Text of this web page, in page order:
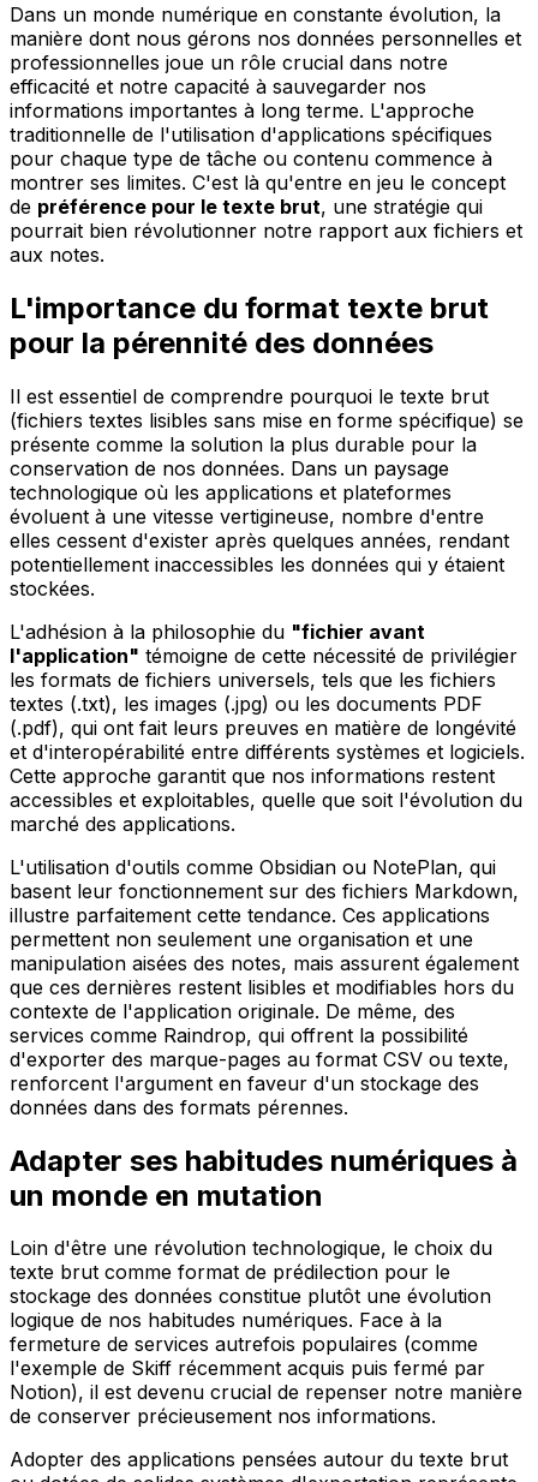
Dans un monde numérique en constante évolution, la
manière dont nous gérons nos données personnelles et
professionnelles joue un rôle crucial dans notre
efficacité et notre capacité à sauvegarder nos
informations importantes à long terme. L'approche
traditionnelle de l'utilisation d'applications spécifiques
pour chaque type de tâche ou contenu commence à
montrer ses limites. C'est là qu'entre en jeu le concept
de préférence pour le texte brut, une stratégie qui
pourrait bien révolutionner notre rapport aux fichiers et
aux notes.
L'importance du format texte brut
pour la pérennité des données
Il est essentiel de comprendre pourquoi le texte brut
(fichiers textes lisibles sans mise en forme spécifique) se
présente comme la solution la plus durable pour la
conservation de nos données. Dans un paysage
technologique où les applications et plateformes
évoluent à une vitesse vertigineuse, nombre d'entre
elles cessent d'exister après quelques années, rendant
potentiellement inaccessibles les données qui y étaient
stockées.
L'adhésion à la philosophie du "fichier avant
l'application" témoigne de cette nécessité de privilégier
les formats de fichiers universels, tels que les fichiers
textes (.txt), les images (.jpg) ou les documents PDF
(.pdf), qui ont fait leurs preuves en matière de longévité
et d'interopérabilité entre différents systèmes et logiciels.
Cette approche garantit que nos informations restent
accessibles et exploitables, quelle que soit l'évolution du
marché des applications.
L'utilisation d'outils comme Obsidian ou NotePlan, qui
basent leur fonctionnement sur des fichiers Markdown,
illustre parfaitement cette tendance. Ces applications
permettent non seulement une organisation et une
manipulation aisées des notes, mais assurent également
que ces dernières restent lisibles et modifiables hors du
contexte de l'application originale. De même, des
services comme Raindrop, qui offrent la possibilité
d'exporter des marque-pages au format CSV ou texte,
renforcent l'argument en faveur d'un stockage des
données dans des formats pérennes.
Adapter ses habitudes numériques à
un monde en mutation
Loin d'être une révolution technologique, le choix du
texte brut comme format de prédilection pour le
stockage des données constitue plutôt une évolution
logique de nos habitudes numériques. Face à la
fermeture de services autrefois populaires (comme
l'exemple de Skiff récemment acquis puis fermé par
Notion), il est devenu crucial de repenser notre manière
de conserver précieusement nos informations.
Adopter des applications pensées autour du texte brut